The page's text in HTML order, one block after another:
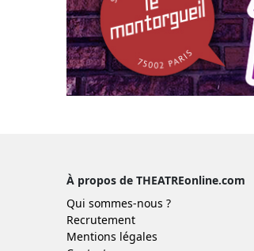
À propos de THEATREonline.com
Qui sommes-nous ?
Recrutement
Mentions légales